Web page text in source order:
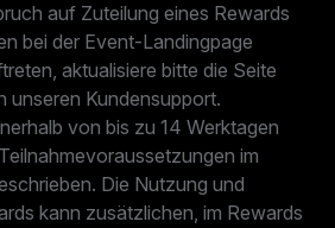
auf Zuteilung eines Rewards
bei der Event-Landingpage
aktualisiere bitte die Seite
unseren Kundensupport.
von bis zu 14 Werktagen
im
Die Nutzung und
kann zusätzlichen, im Rewards